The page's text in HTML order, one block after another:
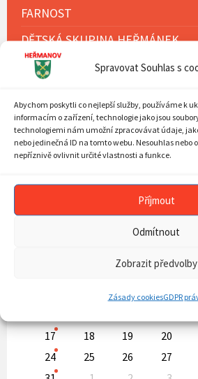
Spravovat Souhlas s
Abychom poskytli co nejlepší služby, používáme k
informacím o zařízení, technologie jako jsou
technologiemi nám umožní zpracovávat údaje,
nebo jedinečná ID na tomto webu. Nesouhlas nebo
nepříznivě ovlivnit určité vlastnosti a funkce.
Příjmout
Odmítnout
Zobrazit předvolby
Zásady cookiesGDPR
FARNOST
DĚTSKÁ SKUPINA HEŘMÁNEK
KOMUNITNÍ ŠKOLA HEŘMÁNEK
MAPA STRÁNEK
ZÁSADY COOKIES (EU)
Srpen2026
5 6
17
18 19 20
24
25 26 27